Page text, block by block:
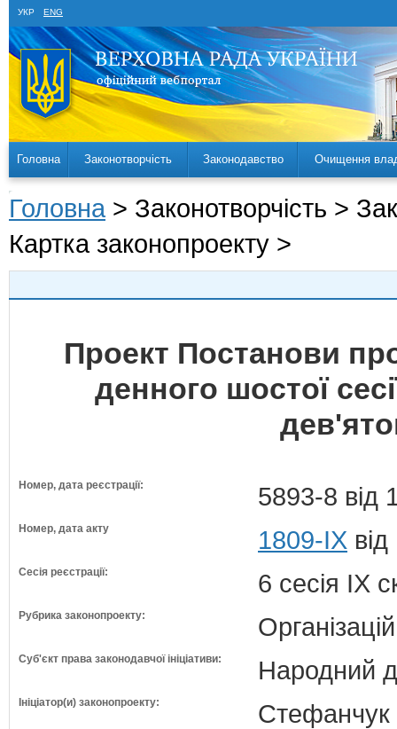
УКР ENG
Головна Законотворчість Законодавство Очищення
Головна > Законотворчість >
Картка законопроекту >
Проект Постанови
денного шостої
Номер, дата реєстрації: 5893-8 від
Номер, дата акту 1809-IX
Сесія реєстрації: 6 сесія IX
Рубрика законопроекту:
Суб'єкт права законодавчої ініціативи: Народний
Ініціатор(и) законопроекту:
Стефанчук